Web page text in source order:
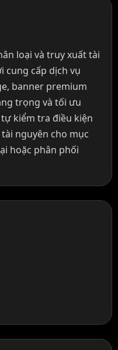
loại và truy xuất tài
cung cấp dịch vụ
banner premium
trọng và tối ưu
kiểm tra điều kiện
nguyên cho mục
hoặc phân phối